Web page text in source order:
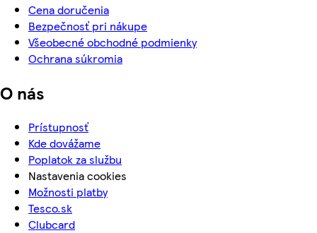
Cena doručenia
Bezpečnosť pri nákupe
Všeobecné obchodné podmienky
Ochrana súkromia
O nás
Prístupnosť
Kde dovážame
Poplatok za službu
Nastavenia cookies
Možnosti platby
Tesco.sk
Clubcard